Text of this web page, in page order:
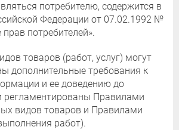
потребителю, содержится в
Федерации от 07.02.1992 №
потребителей».
товаров (работ, услуг) могут
дополнительные требования к
и ее доведению до
регламентированы Правилами
видов товаров и Правилами
работ).